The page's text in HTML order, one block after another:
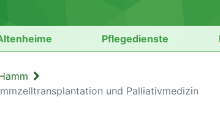
Pflegedienste
und Palliativmedizin